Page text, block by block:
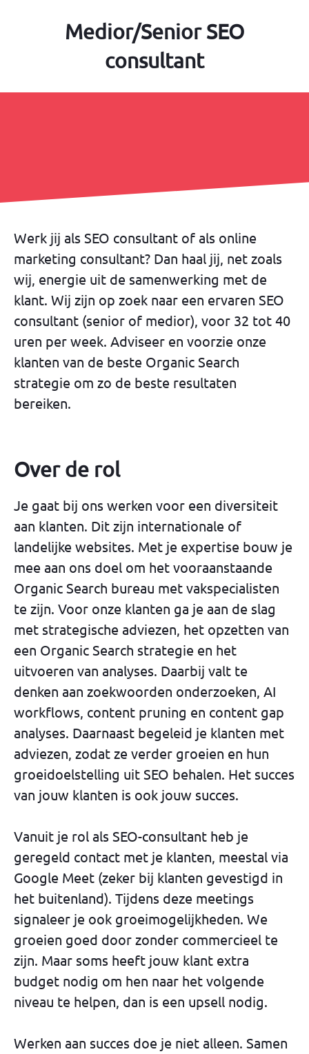
Medior/Senior SEO
consultant
Werk jij als SEO consultant of als online
marketing consultant? Dan haal jij, net zoals
wij, energie uit de samenwerking met de
klant. Wij zijn op zoek naar een ervaren SEO
consultant (senior of medior), voor 32 tot 40
uren per week. Adviseer en voorzie onze
klanten van de beste Organic Search
strategie om zo de beste resultaten
bereiken.
Over de rol
Je gaat bij ons werken voor een diversiteit
aan klanten. Dit zijn internationale of
landelijke websites. Met je expertise bouw je
mee aan ons doel om het vooraanstaande
Organic Search bureau met vakspecialisten
te zijn. Voor onze klanten ga je aan de slag
met strategische adviezen, het opzetten van
een Organic Search strategie en het
uitvoeren van analyses. Daarbij valt te
denken aan zoekwoorden onderzoeken, AI
workflows, content pruning en content gap
analyses. Daarnaast begeleid je klanten met
adviezen, zodat ze verder groeien en hun
groeidoelstelling uit SEO behalen. Het succes
van jouw klanten is ook jouw succes.
Vanuit je rol als SEO-consultant heb je
geregeld contact met je klanten, meestal via
Google Meet (zeker bij klanten gevestigd in
het buitenland). Tijdens deze meetings
signaleer je ook groeimogelijkheden. We
groeien goed door zonder commercieel te
zijn. Maar soms heeft jouw klant extra
budget nodig om hen naar het volgende
niveau te helpen, dan is een upsell nodig.
Werken aan succes doe je niet alleen. Samen